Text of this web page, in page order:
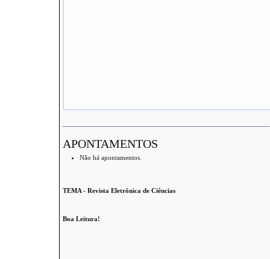
APONTAMENTOS
Não há apontamentos.
TEMA - Revista Eletrônica de Ciências
Boa Leitura!